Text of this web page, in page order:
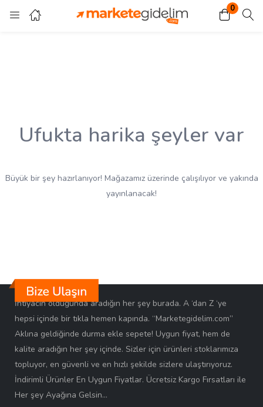
0
Giriş Kayıt ol
Ufukta harika şeyler var
Büyük bir şey hazırlanıyor! Mağazamız üzerinde çalışılıyor ve yakında
yayınlanacak!
İhtiyacın olduğunda aradığın her şey burada. A ‘dan Z ‘ye
hepsi içinde bir tıkla hemen kapında. “Marketegidelim.com”
Aklına geldiğinde durma ekle sepete! Uygun fiyat, hem de
kalite aradığın her şey içinde. Sizler için ürünleri stoklarımıza
topluyor, en güvenli ve en hızlı şekilde sizlere ulaştırıyoruz.
İndirimli Ürünler En Uygun Fiyatlar. Ücretsiz Kargo Fırsatları ile
Her şey Ayağına Gelsin…